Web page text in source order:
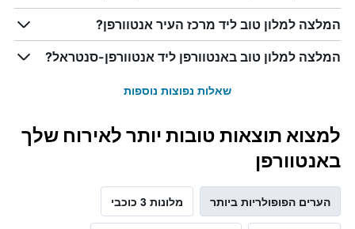
המלצה למלון טוב ליד מרכז העיר אנטוורפן?
המלצה למלון טוב באנטוורפן ליד אנטוורפן-סנטראל?
שאלות נפוצות נוספות
למצוא תוצאות טובות יותר לאירוח שלך
באנטוורפן
הערים הפופולריות ביותר מלונות 3 כוכבי